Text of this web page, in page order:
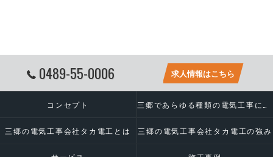
0489-55-0006 求人情報はこちら
コンセプト
三郷の電気工事会社タカ電工とは 三郷の電気工事会社タカ電工の強み